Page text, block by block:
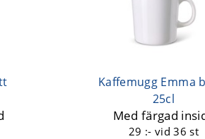
Kaffemugg Emma
25cl
Med färgad
29 :- vid 36 st